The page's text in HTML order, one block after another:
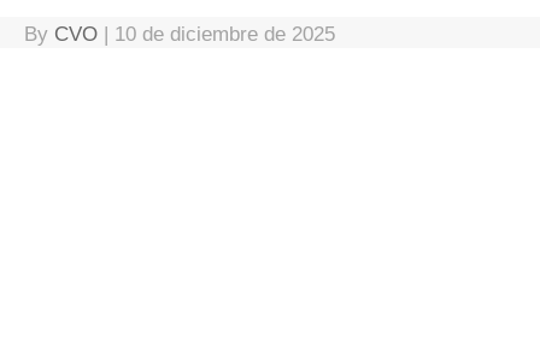
By CVO | 10 de diciembre de 2025